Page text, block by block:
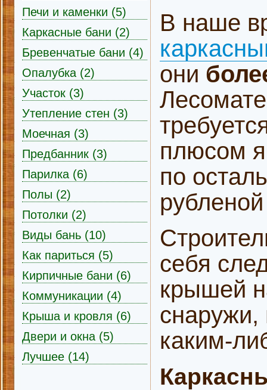
Печи и каменки (5)
Каркасные бани (2)
Бревенчатые бани (4)
Опалубка (2)
Участок (3)
Утепление стен (3)
Моечная (3)
Предбанник (3)
Парилка (6)
Полы (2)
Потолки (2)
Виды бань (10)
Как париться (5)
Кирпичные бани (6)
Коммуникации (4)
Крыша и кровля (6)
Двери и окна (5)
Лучшее (14)
В наше
они
плюсом
по
себя
крышей
снаружи,
каким-